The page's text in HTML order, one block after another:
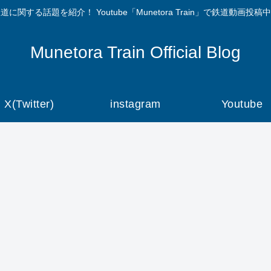
に関する話題を紹介！ Youtube「Munetora Train」で鉄道動画投稿
Munetora Train Official Blog
X(Twitter) instagram Youtube